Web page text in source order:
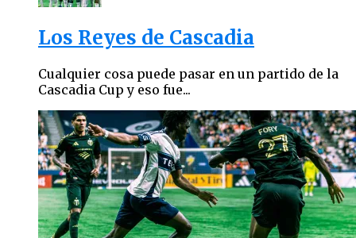
Los Reyes de Cascadia
Cualquier cosa puede pasar en un partido de la
Cascadia Cup y eso fue...